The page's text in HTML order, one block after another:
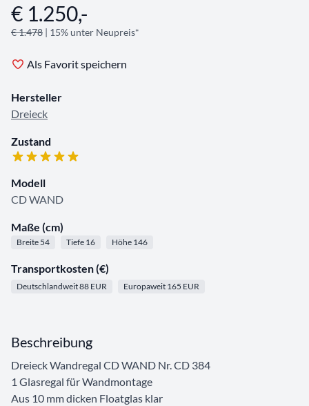
Angebotsinformationen
€ 1.250,-
€ 1.478 | 15% unter Neupreis*
Als Favorit speichern
Hersteller
Dreieck
Zustand
Modell
CD WAND
Maße (cm)
Breite 54 Tiefe 16 Höhe 146
Transportkosten (€)
Deutschlandweit 88 EUR Europaweit 165 EUR
Beschreibung
Dreieck Wandregal CD WAND Nr. CD 384
1 Glasregal für Wandmontage
Aus 10 mm dicken Floatglas klar